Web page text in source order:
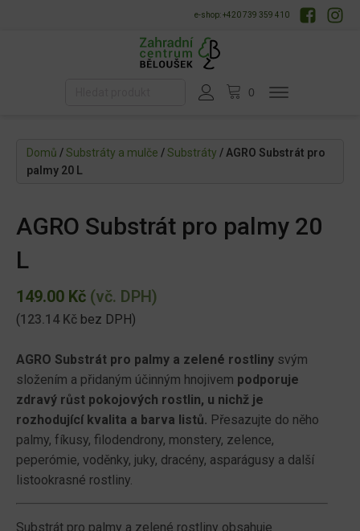
e-shop: +420 739 359 410
Domů /Substráty a mulče /Substráty / AGRO Substrát pro
palmy 20 L
AGRO Substrát pro palmy 20
L
149.00 Kč (vč. DPH)
(123.14 Kč bez DPH)
AGRO Substrát pro palmy a zelené rostliny svým
složením a přidaným účinným hnojivem podporuje
zdravý růst pokojových rostlin, u nichž je
rozhodující kvalita a barva listů. Přesazujte do něho
palmy, fíkusy, filodendrony, monstery, zelence,
peperómie, voděnky, juky, dracény, asparágusy a další
listookrasné rostliny.
Substrát pro palmy a zelené rostliny obsahuje